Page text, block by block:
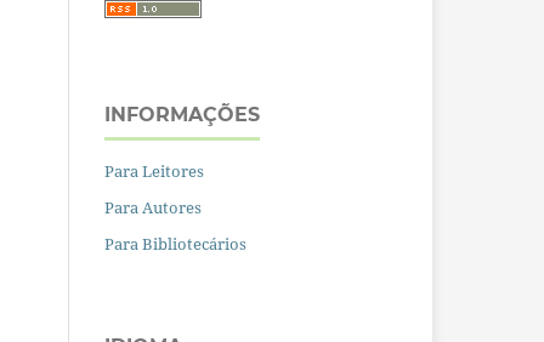
INFORMAÇÕES
Para Leitores
Para Autores
Para Bibliotecários